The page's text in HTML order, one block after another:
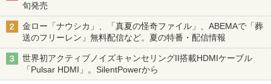
旬発売
金ロー「ナウシカ」、「真夏の怪奇ファイル」、ABEMAで「葬
送のフリーレン」無料配信など。夏の特番・配信情報
世界初アクティブノイズキャンセリングII搭載HDMIケーブル
「Pulsar HDMI」。SilentPowerから